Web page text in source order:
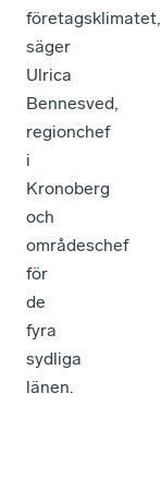
företagsklimatet,
säger
Ulrica
Bennesved,
regionchef
i
Kronoberg
och
områdeschef
för
de
fyra
sydliga
länen.